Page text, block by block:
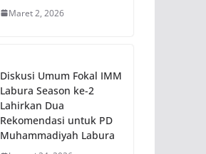
Maret 2, 2026
Diskusi Umum Fokal IMM
Labura Season ke-2
Lahirkan Dua
Rekomendasi untuk PD
Muhammadiyah Labura